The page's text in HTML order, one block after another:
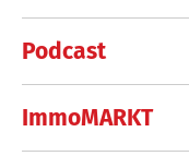
Podcast
ImmoMARKT